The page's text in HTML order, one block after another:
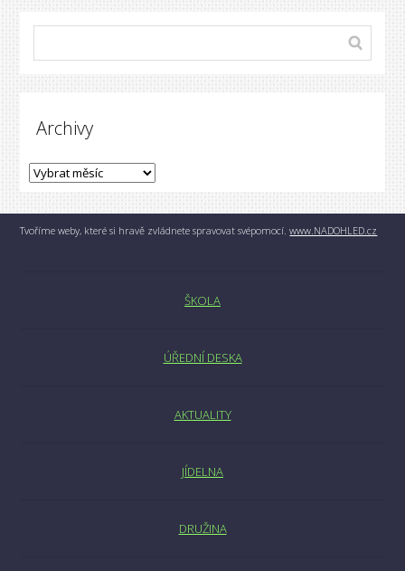
Archivy
Tvoříme weby, které si hravě zvládnete spravovat svépomocí.www.NADOHLED.cz
ŠKOLA
ÚŘEDNÍ DESKA
AKTUALITY
JÍDELNA
DRUŽINA